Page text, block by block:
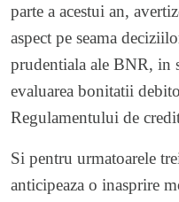
parte a acestui an,
aspect pe seama
prudentiala ale BNR, in
evaluarea bonitatii
Regulamentului de
Si pentru urmatoarele
anticipeaza o inasprire